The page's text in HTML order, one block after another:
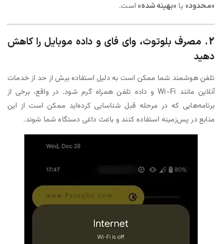
«محدود» یا «بهینه شده» است.
2. مصرف بلوتوث، وای فای و داده موبایل را کاهش
دهید
تلفن هوشمند شما ممکن است به دلیل استفاده بیش از حد از خدمات
آنلاین مانند Wi-Fi و داده تلفن همراه گرم شود. در واقع، برخی از
برنامه‌هایی که در مرحله قبل شناسایی کرده‌اید ممکن است از این
منابع در پس‌زمینه استفاده کنند و باعث داغی دستگاه شما شوند.